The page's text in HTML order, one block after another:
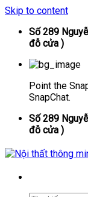
Skip to content
Số 289
đỗ cửa )
Point the
SnapChat.
Số 289
đỗ cửa )